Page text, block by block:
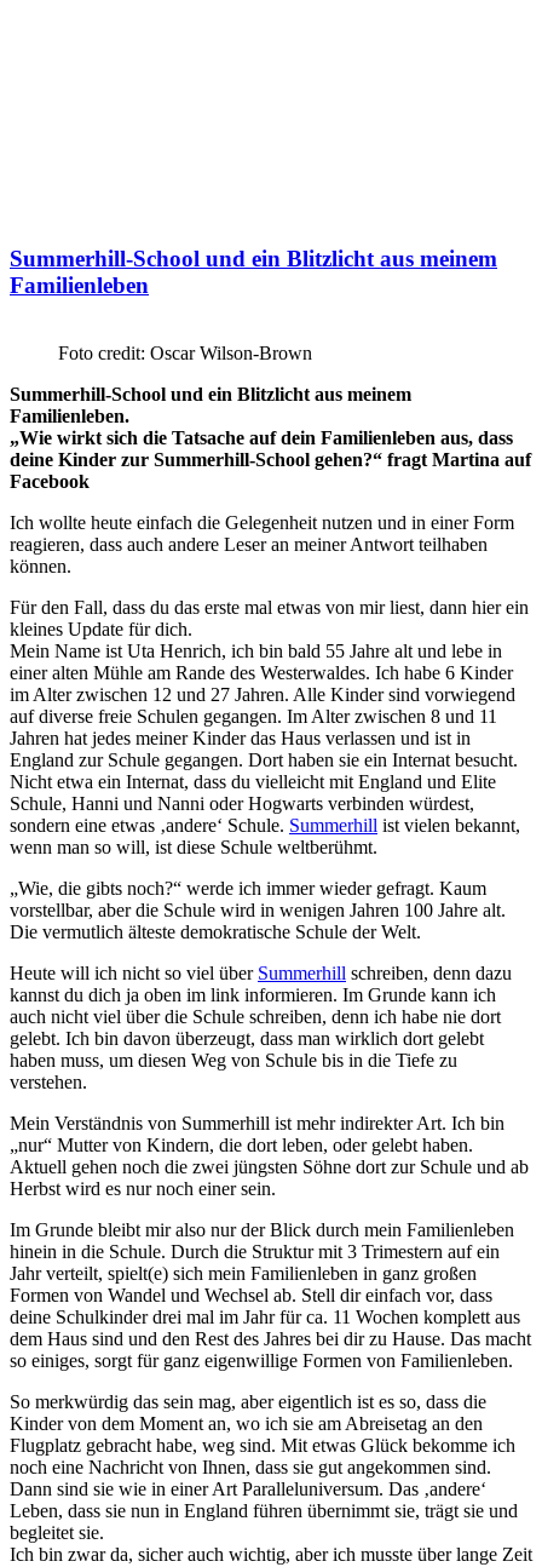
Summerhill-School und ein Blitzlicht aus meinem
Familienleben
Foto credit: Oscar Wilson-Brown
Summerhill-School und ein Blitzlicht aus meinem
Familienleben.
„Wie wirkt sich die Tatsache auf dein Familienleben aus, dass
deine Kinder zur Summerhill-School gehen?“ fragt Martina auf
Facebook
Ich wollte heute einfach die Gelegenheit nutzen und in einer Form
reagieren, dass auch andere Leser an meiner Antwort teilhaben
können.
Für den Fall, dass du das erste mal etwas von mir liest, dann hier ein
kleines Update für dich.
Mein Name ist Uta Henrich, ich bin bald 55 Jahre alt und lebe in
einer alten Mühle am Rande des Westerwaldes. Ich habe 6 Kinder
im Alter zwischen 12 und 27 Jahren. Alle Kinder sind vorwiegend
auf diverse freie Schulen gegangen. Im Alter zwischen 8 und 11
Jahren hat jedes meiner Kinder das Haus verlassen und ist in
England zur Schule gegangen. Dort haben sie ein Internat besucht.
Nicht etwa ein Internat, dass du vielleicht mit England und Elite
Schule, Hanni und Nanni oder Hogwarts verbinden würdest,
sondern eine etwas ‚andere‘ Schule. Summerhill ist vielen bekannt,
wenn man so will, ist diese Schule weltberühmt.
„Wie, die gibts noch?“ werde ich immer wieder gefragt. Kaum
vorstellbar, aber die Schule wird in wenigen Jahren 100 Jahre alt.
Die vermutlich älteste demokratische Schule der Welt.
Heute will ich nicht so viel über Summerhill schreiben, denn dazu
kannst du dich ja oben im link informieren. Im Grunde kann ich
auch nicht viel über die Schule schreiben, denn ich habe nie dort
gelebt. Ich bin davon überzeugt, dass man wirklich dort gelebt
haben muss, um diesen Weg von Schule bis in die Tiefe zu
verstehen.
Mein Verständnis von Summerhill ist mehr indirekter Art. Ich bin
„nur“ Mutter von Kindern, die dort leben, oder gelebt haben.
Aktuell gehen noch die zwei jüngsten Söhne dort zur Schule und ab
Herbst wird es nur noch einer sein.
Im Grunde bleibt mir also nur der Blick durch mein Familienleben
hinein in die Schule. Durch die Struktur mit 3 Trimestern auf ein
Jahr verteilt, spielt(e) sich mein Familienleben in ganz großen
Formen von Wandel und Wechsel ab. Stell dir einfach vor, dass
deine Schulkinder drei mal im Jahr für ca. 11 Wochen komplett aus
dem Haus sind und den Rest des Jahres bei dir zu Hause. Das macht
so einiges, sorgt für ganz eigenwillige Formen von Familienleben.
So merkwürdig das sein mag, aber eigentlich ist es so, dass die
Kinder von dem Moment an, wo ich sie am Abreisetag an den
Flugplatz gebracht habe, weg sind. Mit etwas Glück bekomme ich
noch eine Nachricht von Ihnen, dass sie gut angekommen sind.
Dann sind sie wie in einer Art Paralleluniversum. Das ‚andere‘
Leben, dass sie nun in England führen übernimmt sie, trägt sie und
begleitet sie.
Ich bin zwar da, sicher auch wichtig, aber ich musste über lange Zeit